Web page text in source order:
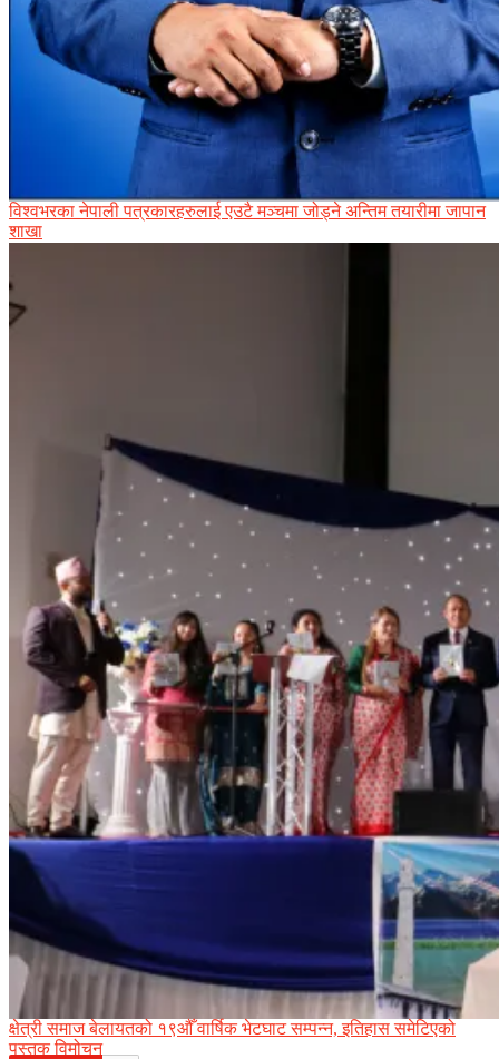
विश्वभरका नेपाली पत्रकारहरुलाई एउटै मञ्चमा जोड्ने अन्तिम तयारीमा जापान
शाखा
क्षेत्री समाज बेलायतको १९औँ वार्षिक भेटघाट सम्पन्न, इतिहास समेटिएको
पुस्तक विमोचन